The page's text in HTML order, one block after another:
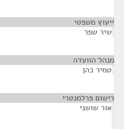
ייעוץ משפטי
שיר שפר
מנהל הוועדה
טמיר כהן
רישום פרלמנטרי
אור שושני